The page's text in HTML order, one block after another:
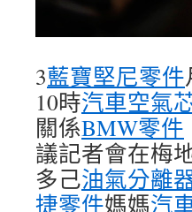
3藍寶堅尼零件
10時汽車空氣
關係BMW零件
議記者會在梅
多己油氣分離
捷零件媽媽汽